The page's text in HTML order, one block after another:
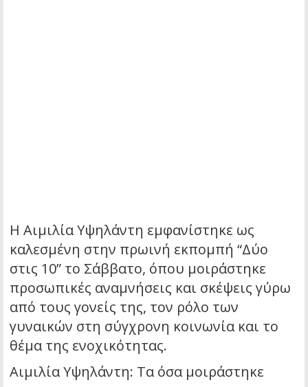
Η Αιμιλία Υψηλάντη εμφανίστηκε ως
καλεσμένη στην πρωινή εκπομπή “Δύο
στις 10” το Σάββατο, όπου μοιράστηκε
προσωπικές αναμνήσεις και σκέψεις γύρω
από τους γονείς της, τον ρόλο των
γυναικών στη σύγχρονη κοινωνία και το
θέμα της ενοχικότητας.
Αιμιλία Υψηλάντη: Τα όσα μοιράστηκε